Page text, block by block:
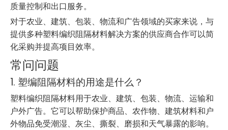
质量控制和出口服务。
对于农业、建筑、包装、物流和广告领域的买家来说，与
提供多种塑料编织阻隔材料解决方案的供应商合作可以简
化采购并提高项目效率。
常问问题
1. 塑编阻隔材料的用途是什么？
塑料编织阻隔材料用于农业、建筑、包装、物流、运输和
户外广告。它可以帮助保护商品、农作物、建筑材料和户
外物品免受潮湿、灰尘、撕裂、磨损和天气暴露的影响。